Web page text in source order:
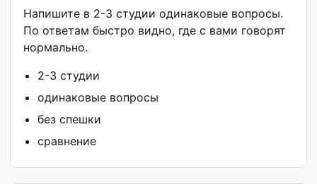
Напишите в 2-3 студии одинаковые вопросы.
По ответам быстро видно, где с вами говорят
нормально.
2-3 студии
одинаковые вопросы
без спешки
сравнение